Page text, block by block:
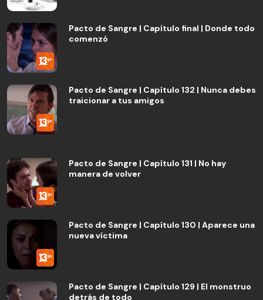
Pacto de Sangre | Capítulo final | Donde todo
comenzó
Pacto de Sangre | Capítulo 132 | Nunca debes
traicionar a tus amigos
Pacto de Sangre | Capítulo 131 | No hay
manera de volver
Pacto de Sangre | Capítulo 130 | Aparece una
nueva víctima
Pacto de Sangre | Capítulo 129 | El monstruo
detrás de todo